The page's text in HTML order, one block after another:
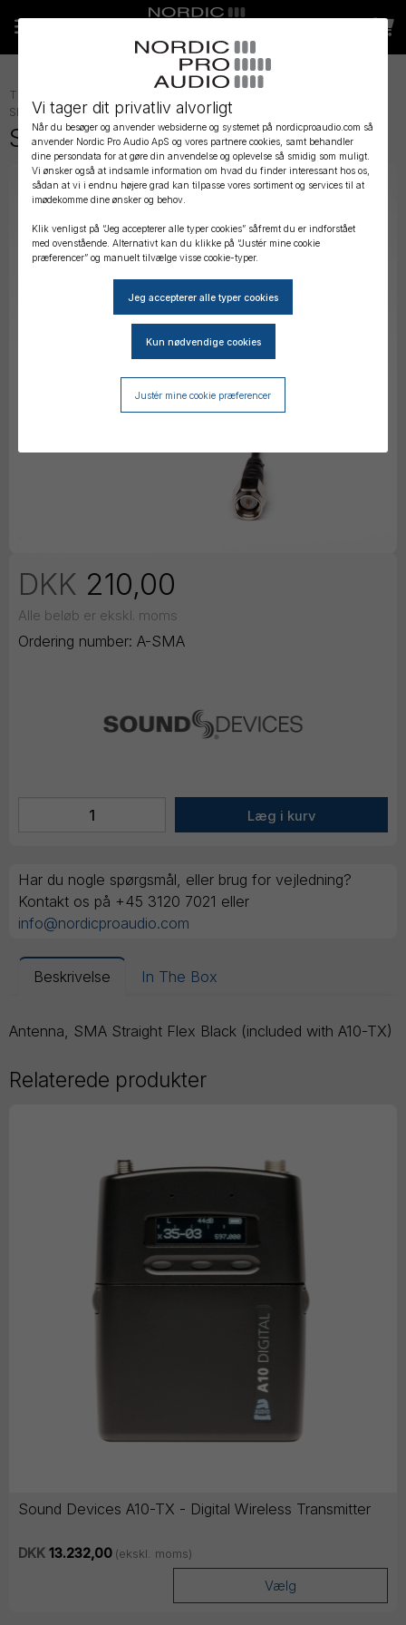
Vi tager dit privatliv alvorligt
Når du besøger og anvender websiderne og systemet på nordicproaudio.com så
anvender Nordic Pro Audio ApS og vores partnere cookies, samt behandler
dine persondata for at gøre din anvendelse og oplevelse så smidig som muligt.
Vi ønsker også at indsamle information om hvad du finder interessant hos os,
sådan at vi i endnu højere grad kan tilpasse vores sortiment og services til at
imødekomme dine ønsker og behov.
Klik venligst på “Jeg accepterer alle typer cookies” såfremt du er indforstået
med ovenstående. Alternativt kan du klikke på “Justér mine cookie
præferencer” og manuelt tilvælge visse cookie-typer.
Justér mine cookie præferencer
TRÅDLØS LYD
SENDER»
Sound Devices A-SMA Antenna
DKK 210,00
Alle beløb er ekskl. moms
Ordering number: A-SMA
Har du nogle spørgsmål, eller brug for vejledning?
Kontakt os på +45 3120 7021 eller
info@nordicproaudio.com
Beskrivelse In The Box
Antenna, SMA Straight Flex Black (included with A10-TX)
Relaterede produkter
Sound Devices A10-TX - Digital Wireless Transmitter
DKK 13.232,00 (ekskl. moms)
Vælg